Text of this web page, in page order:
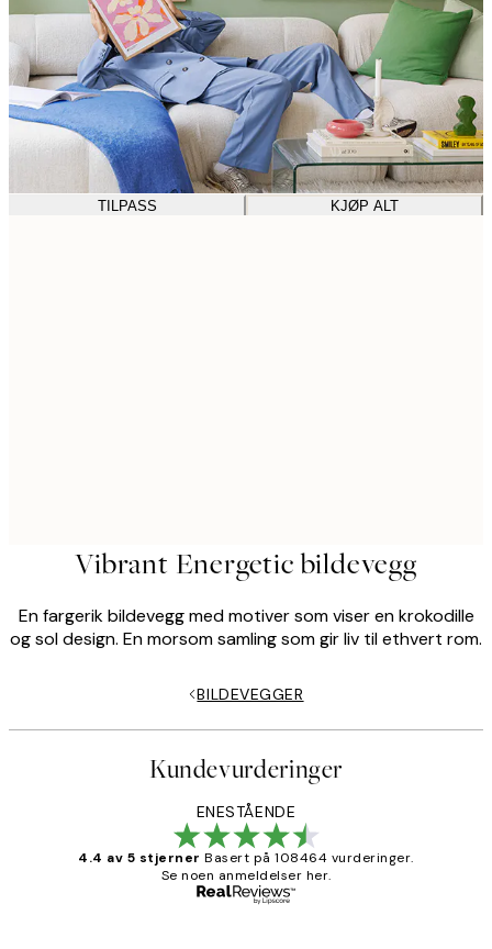
TILPASS KJØP ALT
Vibrant Energetic bildevegg
En fargerik bildevegg med motiver som viser en krokodille
og sol design. En morsom samling som gir liv til ethvert rom.
BILDEVEGGER
Kundevurderinger
ENESTÅENDE
4.4 av 5 stjerner Basert på 108464 vurderinger.
Se noen anmeldelser her.